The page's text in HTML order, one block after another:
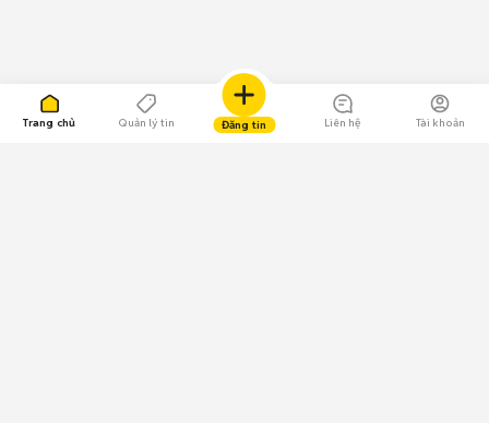
Trang chủ Quản lý tin Đăng tin Liên hệ Tài khoản